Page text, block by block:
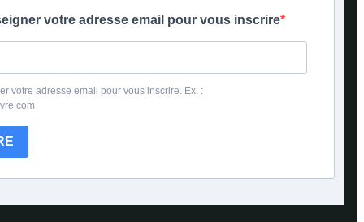
votre adresse email pour vous inscrire
votre adresse email pour vous inscrire. Ex. :